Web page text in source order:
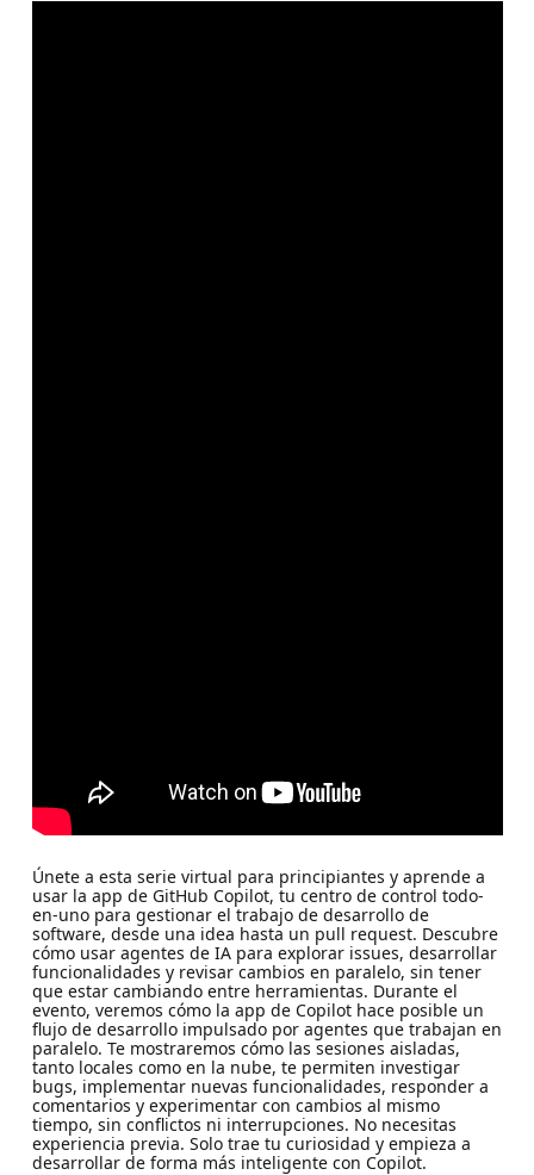
Únete a esta serie virtual para principiantes y aprende a
usar la app de GitHub Copilot, tu centro de control todo-
en-uno para gestionar el trabajo de desarrollo de
software, desde una idea hasta un pull request. Descubre
cómo usar agentes de IA para explorar issues, desarrollar
funcionalidades y revisar cambios en paralelo, sin tener
que estar cambiando entre herramientas. Durante el
evento, veremos cómo la app de Copilot hace posible un
flujo de desarrollo impulsado por agentes que trabajan en
paralelo. Te mostraremos cómo las sesiones aisladas,
tanto locales como en la nube, te permiten investigar
bugs, implementar nuevas funcionalidades, responder a
comentarios y experimentar con cambios al mismo
tiempo, sin conflictos ni interrupciones. No necesitas
experiencia previa. Solo trae tu curiosidad y empieza a
desarrollar de forma más inteligente con Copilot.